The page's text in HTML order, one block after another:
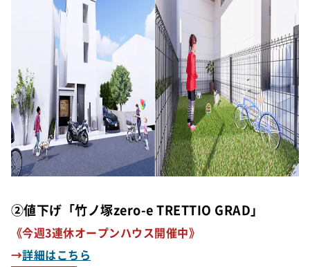
②値下げ「竹ノ塚zero-e TRETTIO GRAD」
《今週3連休オープンハウス開催中》
→詳細はこちら